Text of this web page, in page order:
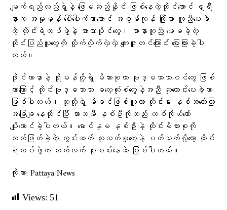
မျက်ရည်လည်ရွဲနဲ့ ဖြေမဆည်နိုင် ဖြစ်နေတဲ့တိုင်အောင် ရှရီ
နာက အမှုမှန် ပေါ်ပေါက်လာအောင် အစွမ်းကုန် ကြိုးစား ကူညီပေးခဲ့
တဲ့ ထိုင်းရဲတပ်ဖွဲ့နဲ့ အာဏာပိုင်တွေ၊ စာနာကူညီ ဖေးမခဲ့တဲ့
ထိုင်းပြည်သူတွေကို လှိုက်လှိုက်လှဲလှဲ ကျေးဇူးတင်ကြောင်း ပြောကြားခဲ့ပါ
တယ်။
ဒိုင်ယာနာနဲ့ ရိုမန်တို့ရဲ့ မိသားစုဟာ ဗုဒ္ဓဘာသာဝင်တွေ ဖြစ်
တာကြောင့် ထိုင်းဗုဒ္ဓဘာသာ ဓလေ့ထုံးစံတွေနဲ့အညီ ဆုတောင်းပေးခဲ့တာ
ဖြစ်ပါတယ်။ သူတို့ရဲ့ မိခင်ဖြစ်သူဟာ ထိုင်းမှာ နှစ်အတော်ကြာ
အခြေချ နေထိုင်ပြီး သားသမီး နှစ်ဦးကိုလည်း တစ်ကိုယ်တော်
ပျိုးထောင်ခဲ့ပါတယ်။ မောင်နှမ နှစ်ဦးနဲ့ ထိုင်းမိသားစုကို
သတ်ဖြတ်ခဲ့တဲ့ ကွင်းဆက် လူသတ်မှုတွေနဲ့ ပတ်သက်လို့တော့ ထိုင်း
ရဲတပ်ဖွဲ့က ဆက်လက် စုံစမ်းနေဆဲ ဖြစ်ပါတယ်။
ကိုးကား: Pattaya News
Views: 51